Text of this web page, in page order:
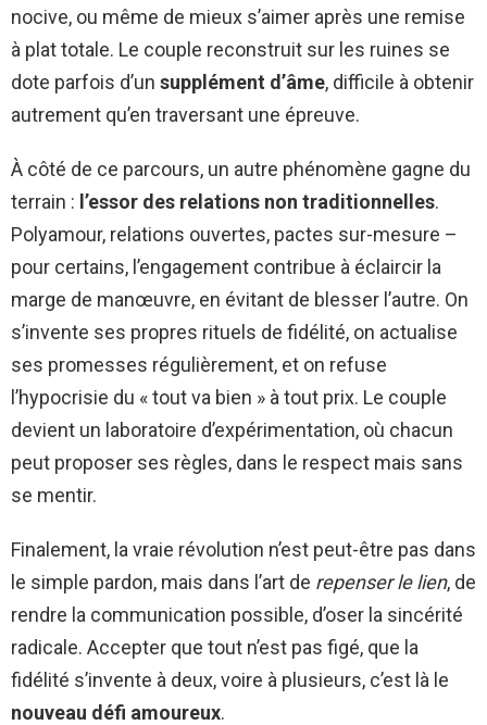
nocive, ou même de mieux s’aimer après une remise
à plat totale. Le couple reconstruit sur les ruines se
dote parfois d’un supplément d’âme, difficile à obtenir
autrement qu’en traversant une épreuve.
À côté de ce parcours, un autre phénomène gagne du
terrain : l’essor des relations non traditionnelles.
Polyamour, relations ouvertes, pactes sur-mesure –
pour certains, l’engagement contribue à éclaircir la
marge de manœuvre, en évitant de blesser l’autre. On
s’invente ses propres rituels de fidélité, on actualise
ses promesses régulièrement, et on refuse
l’hypocrisie du « tout va bien » à tout prix. Le couple
devient un laboratoire d’expérimentation, où chacun
peut proposer ses règles, dans le respect mais sans
se mentir.
Finalement, la vraie révolution n’est peut-être pas dans
le simple pardon, mais dans l’art de repenser le lien, de
rendre la communication possible, d’oser la sincérité
radicale. Accepter que tout n’est pas figé, que la
fidélité s’invente à deux, voire à plusieurs, c’est là le
nouveau défi amoureux.